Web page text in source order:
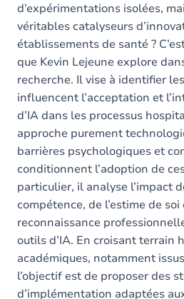
d’expérimentations isolées,
véritables catalyseurs
établissements de santé ?
que Kevin Lejeune explore
recherche. Il vise à identifier
influencent l’acceptation et
d’IA dans les processus
approche purement
barrières psychologiques et
conditionnent l’adoption de
particulier, il analyse l’impact
compétence, de l’estime de
reconnaissance
outils d’IA. En croisant terrain
académiques, notamment
l’objectif est de proposer des
d’implémentation adaptées